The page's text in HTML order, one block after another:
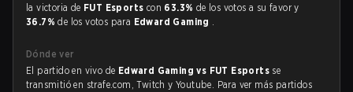
la victoria de FUT Esports con 63.3% de los votos a su favor y
36.7%de los votos para Edward Gaming .
Dónde ver
El partido en vivo de Edward Gaming vs FUT Esports se
transmitió en strafe.com, Twitch y Youtube. Para ver más partidos